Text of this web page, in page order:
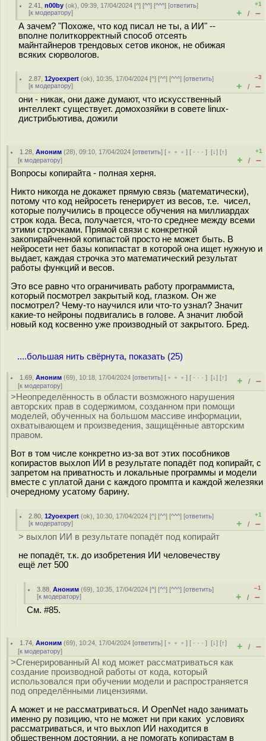
2.41 ,n00by (ok), 09:39, 17/04/2024 [^] [^^] [^^^] [ответить]
[к модератору]
+1
+ / –
А зачем? "Похоже, что код писал не ты, а ИИ" --
вполне политкорректный способ отсеять
майнтайнеров трендовых сетов иконок, не обижая
всяких сюрвологов.
2.87 ,12yoexpert (ok), 10:35, 17/04/2024 [^] [^^] [^^^] [ответить]
[к модератору]
–3
+ / –
они - никак, они даже думают, что искусственный
интеллект существует. домохозяйки в совете linux-
дистрибьютива, дожили
1.28 ,Аноним (28), 09:10, 17/04/2024 [ответить] [ ﹢﹢﹢] [ · · ·][↓] [↑]
[к модератору]
+1
+ / –
Вопросы копирайта - полная херня.
Никто никогда не докажет прямую связь (математически),
потому что код нейросеть генерирует из весов, т.е. чисел,
которые получились в процессе обучения на миллиардах
строк кода. Веса, получается, что-то среднее между всеми
этими строчками. Прямой связи с конкретной
закопирайченной копипастой просто не может быть. В
нейросети нет базы копипастат в которой она ищет нужную и
выдает, каждая строчка это математический результат
работы функций и весов.
Это все равно что ограничивать работу программиста,
который посмотрел закрытый код, глазком. Он же
посмотрел? Чему-то научился или что-то узнал? Значит
какие-то нейроны подвигались в голове. А значит любой
новый код косвенно уже производный от закрытого. Бред.
....большая нить свёрнута, показать (25)
1.69 ,Аноним (69), 10:18, 17/04/2024 [ответить] [ ﹢﹢﹢] [ · · ·][↓] [↑]
[к модератору] + / –
>Неопределённость в области возможного нарушения
авторских прав в содержимом, созданном при помощи
моделей, обученных на большом массиве информации,
охватывающем и произведения, защищённые авторским
правом.
Вот в том числе конкретно из-за вот этих пособников
копирастов выхлоп ИИ в результате попадёт под копирайт, с
запретом на приватность и локальные программы и модели
вместе с уплатой дани с каждого промпта и каждой железяки
очередному усатому барину.
2.80 ,12yoexpert (ok), 10:30, 17/04/2024 [^] [^^] [^^^] [ответить]
[к модератору]
+1
+ / –
> выхлоп ИИ в результате попадёт под копирайт
не попадёт, т.к. до изобретения ИИ человечеству
ещё лет 500
3.88 ,Аноним (69), 10:35, 17/04/2024 [^] [^^] [^^^] [ответить]
[к модератору]
–1
+ / –
См. #85.
1.74 ,Аноним (69), 10:24, 17/04/2024 [ответить] [ ﹢﹢﹢] [ · · ·][↓] [↑]
[к модератору] + / –
>Сгенерированный AI код может рассматриваться как
создание производной работы от кода, который
использовался при обучении модели и распространяется
под определёнными лицензиями.
А может и не рассматриваться. И OpenNet надо занимать
именно ру позицию, что не может ни при каких условиях
рассматриваться, и что выхлоп ИИ находится в
общественном достоянии, а не помогать копирастам в